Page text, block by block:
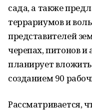
сада, а также
террариумов и
представителей
черепах, питонов и
планирует
созданием 90
Рассматривается,